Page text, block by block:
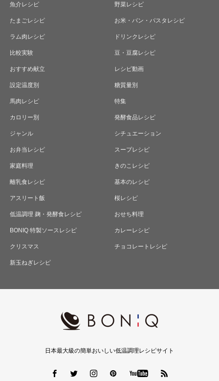
魚介レシピ 野菜レシピ
たまごレシピ お米・パン・パスタレシピ
ラム肉レシピ ドリンクレシピ
比較実験 豆・豆腐レシピ
おすすめ献立 レシピ動画
設定温度別 糖質量別
馬肉レシピ 特集
カロリー別 発酵食品レシピ
ジャンル シチュエーション
お弁当レシピ スープレシピ
家庭料理 きのこレシピ
離乳食レシピ 基本のレシピ
アスリート飯 桜レシピ
低温調理 麹・発酵食レシピ おせち料理
BONIQ 特製ソースレシピ カレーレシピ
クリスマス チョコレートレシピ
新玉ねぎレシピ
日本最大級の簡単おいしい低温調理レシピサイト